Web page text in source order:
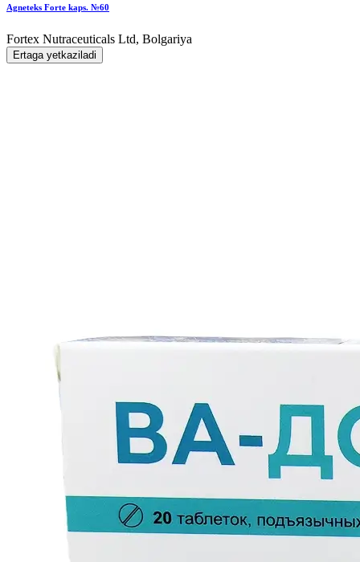
Agneteks Forte kaps. №60
Fortex Nutraceuticals Ltd, Bolgariya
Ertaga yetkaziladi